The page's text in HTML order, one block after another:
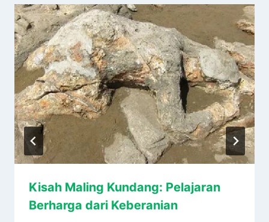
Kisah Maling Kundang: Pelajaran
Berharga dari Keberanian